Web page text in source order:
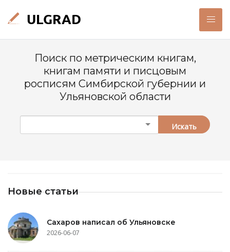
Поиск по метрическим книгам,
книгам памяти и писцовым
росписям Симбирской губернии и
Ульяновской области
Искать
Новые статьи
Сахаров написал об Ульяновске
2026-06-07